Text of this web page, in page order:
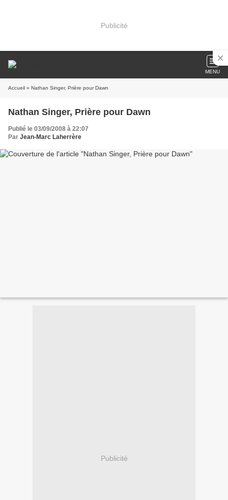
Publicité
MENU
Accueil » Nathan Singer, Prière pour Dawn
Nathan Singer, Prière pour Dawn
Publié le 03/09/2008 à 22:07
Par Jean-Marc Laherrère
Publicité